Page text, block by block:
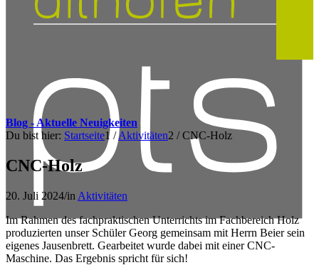
Blog - Aktuelle Neuigkeiten
Du bist hier: Startseite1 /Aktivitäten2 / CNC-Holz
CNC-Holz
20. Juli 2024/in Aktivitäten
Im Rahmen des fachpraktischen Unterrichts im Fachbereich Holz
produzierten unser Schüler Georg gemeinsam mit Herrn Beier sein
eigenes Jausenbrett. Gearbeitet wurde dabei mit einer CNC-
Maschine. Das Ergebnis spricht für sich!